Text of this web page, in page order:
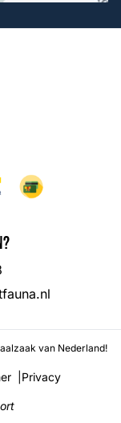
van Nederland!
Privacy